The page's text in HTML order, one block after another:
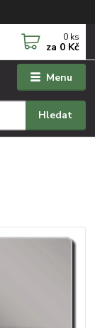
Menu
Hledat
0 ks
za 0 Kč